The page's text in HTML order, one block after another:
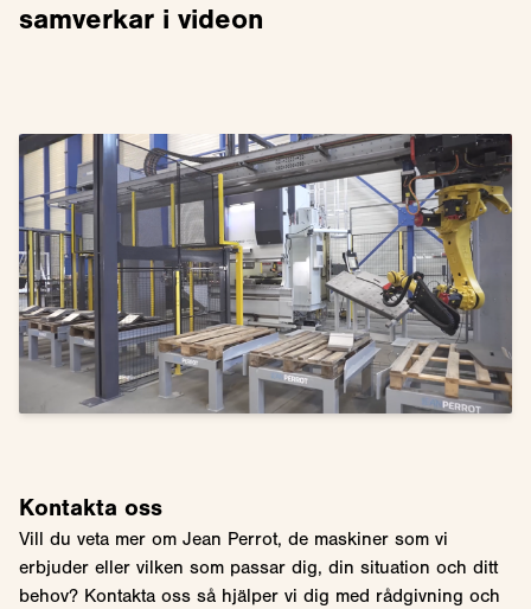
samverkar i videon
Kontakta oss
Vill du veta mer om Jean Perrot, de maskiner som vi
erbjuder eller vilken som passar dig, din situation och ditt
behov? Kontakta oss så hjälper vi dig med rådgivning och